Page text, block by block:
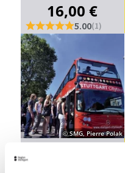
16,00 €
5.00(1)
© SMG, Pierre Polak